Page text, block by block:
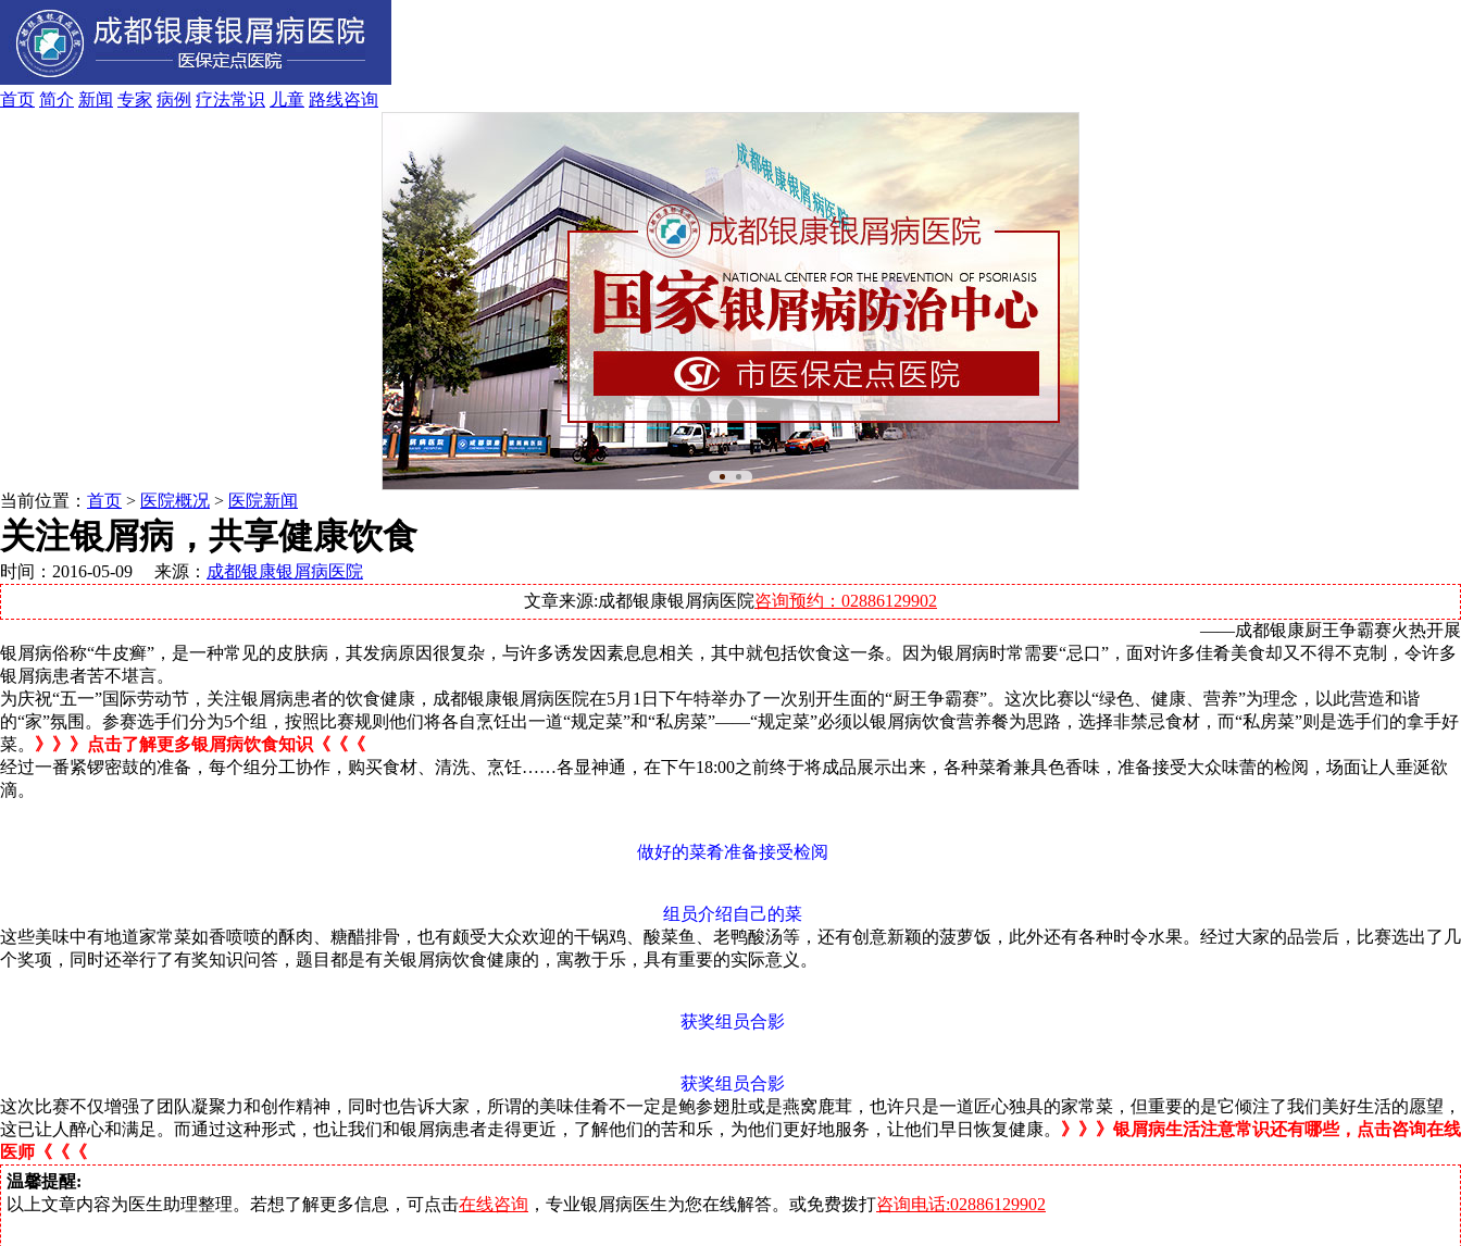
首页 简介 新闻 专家 病例 疗法常识 儿童 路线咨询
当前位置： 首页 > 医院概况 > 医院新闻
关注银屑病，共享健康饮食
时间：2016-05-09 来源： 成都银康银屑病医院
文章来源:成都银康银屑病医院咨询预约：02886129902
——成都银康厨王争霸赛火热开展
银屑病俗称“牛皮癣”，是一种常见的皮肤病，其发病原因很复杂，与许多诱发因素息息相关，其中就包括饮食这一条。因为银屑病时常需要“忌口”，面对许多佳肴美食却又不得不克制，令许多
银屑病患者苦不堪言。
为庆祝“五一”国际劳动节，关注银屑病患者的饮食健康，成都银康银屑病医院在5月1日下午特举办了一次别开生面的“厨王争霸赛”。这次比赛以“绿色、健康、营养”为理念，以此营造和谐
的“家”氛围。参赛选手们分为5个组，按照比赛规则他们将各自烹饪出一道“规定菜”和“私房菜”——“规定菜”必须以银屑病饮食营养餐为思路，选择非禁忌食材，而“私房菜”则是选手们的拿手好
菜。 》》》点击了解更多银屑病饮食知识《《《
经过一番紧锣密鼓的准备，每个组分工协作，购买食材、清洗、烹饪……各显神通，在下午18:00之前终于将成品展示出来，各种菜肴兼具色香味，准备接受大众味蕾的检阅，场面让人垂涎欲
滴。
做好的菜肴准备接受检阅
组员介绍自己的菜
这些美味中有地道家常菜如香喷喷的酥肉、糖醋排骨，也有颇受大众欢迎的干锅鸡、酸菜鱼、老鸭酸汤等，还有创意新颖的菠萝饭，此外还有各种时令水果。经过大家的品尝后，比赛选出了几
个奖项，同时还举行了有奖知识问答，题目都是有关银屑病饮食健康的，寓教于乐，具有重要的实际意义。
获奖组员合影
获奖组员合影
这次比赛不仅增强了团队凝聚力和创作精神，同时也告诉大家，所谓的美味佳肴不一定是鲍参翅肚或是燕窝鹿茸，也许只是一道匠心独具的家常菜，但重要的是它倾注了我们美好生活的愿望，
这已让人醉心和满足。而通过这种形式，也让我们和银屑病患者走得更近，了解他们的苦和乐，为他们更好地服务，让他们早日恢复健康。 》》》银屑病生活注意常识还有哪些，点击咨询在线
医师《《《
温馨提醒:
以上文章内容为医生助理整理。若想了解更多信息，可点击在线咨询 ，专业银屑病医生为您在线解答。或免费拨打咨询电话:02886129902